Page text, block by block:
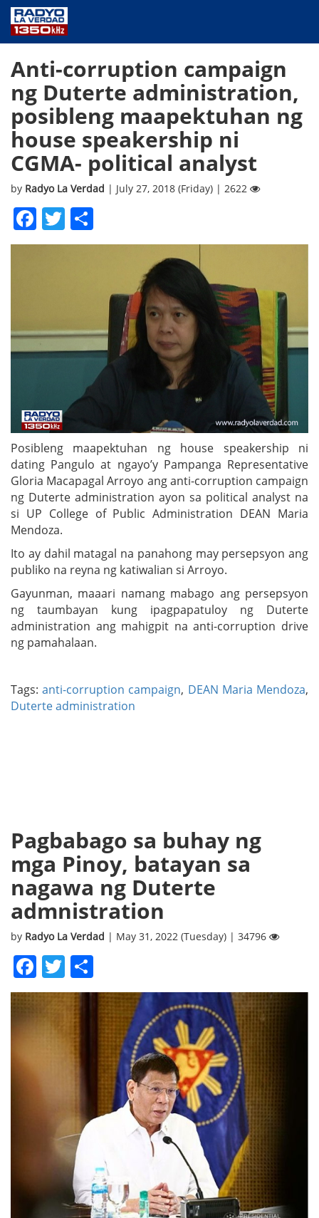
PUBLIC SERVICE
ANNOUNCEMENTS
PROGRAMS
ABOUT
CONTACT US
Anti-corruption campaign
ng Duterte administration,
posibleng maapektuhan ng
house speakership ni
CGMA- political analyst
by Radyo La Verdad | July 27, 2018 (Friday) | 2622
Facebook
Twitter
Posibleng maapektuhan ng house speakership ni
dating Pangulo at ngayo’y Pampanga Representative
Gloria Macapagal Arroyo ang anti-corruption campaign
ng Duterte administration ayon sa political analyst na
si UP College of Public Administration DEAN Maria
Mendoza.
Ito ay dahil matagal na panahong may persepsyon ang
publiko na reyna ng katiwalian si Arroyo.
Gayunman, maaari namang mabago ang persepsyon
ng taumbayan kung ipagpapatuloy ng Duterte
administration ang mahigpit na anti-corruption drive
ng pamahalaan.
Tags:anti-corruption campaign, DEAN Maria Mendoza,
Duterte administration
Pagbabago sa buhay ng
mga Pinoy, batayan sa
nagawa ng Duterte
admnistration
by Radyo La Verdad | May 31, 2022 (Tuesday) | 34796
Facebook
Twitter